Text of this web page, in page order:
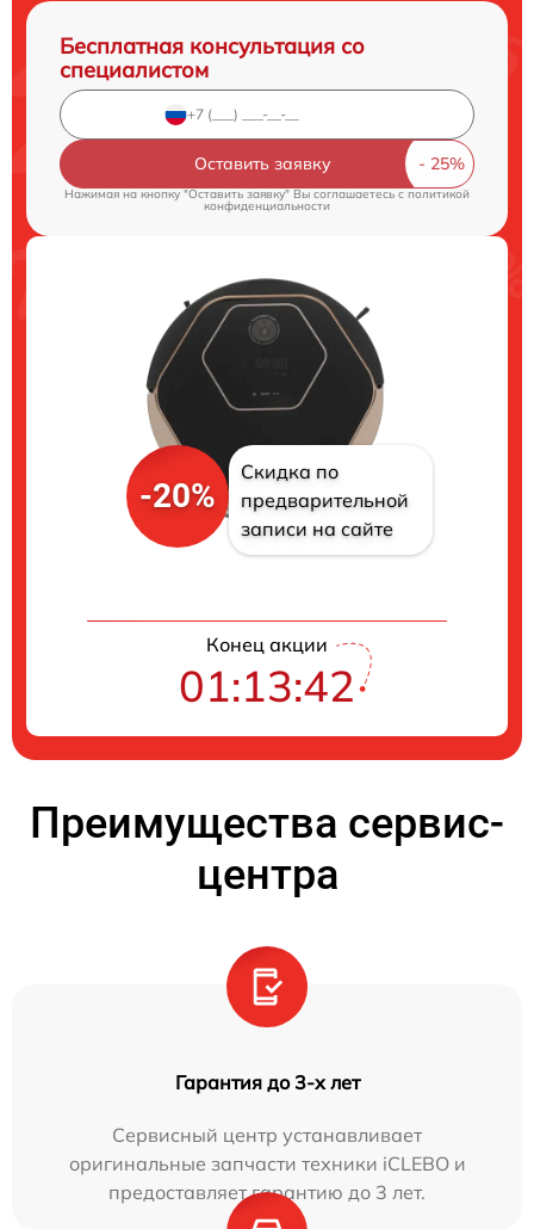
Бесплатная консультация со
специалистом
Оставить заявку
Нажимая на кнопку "Оставить заявку" Вы соглашаетесь cполитикой
конфиденциальности
-20%
Скидка по
предварительной
записи на сайте
Конец акции
01:13:41
Преимущества сервис-
центра
Гарантия до 3-х лет
Сервисный центр устанавливает
оригинальные запчасти техники iCLEBO и
предоставляет гарантию до 3 лет.